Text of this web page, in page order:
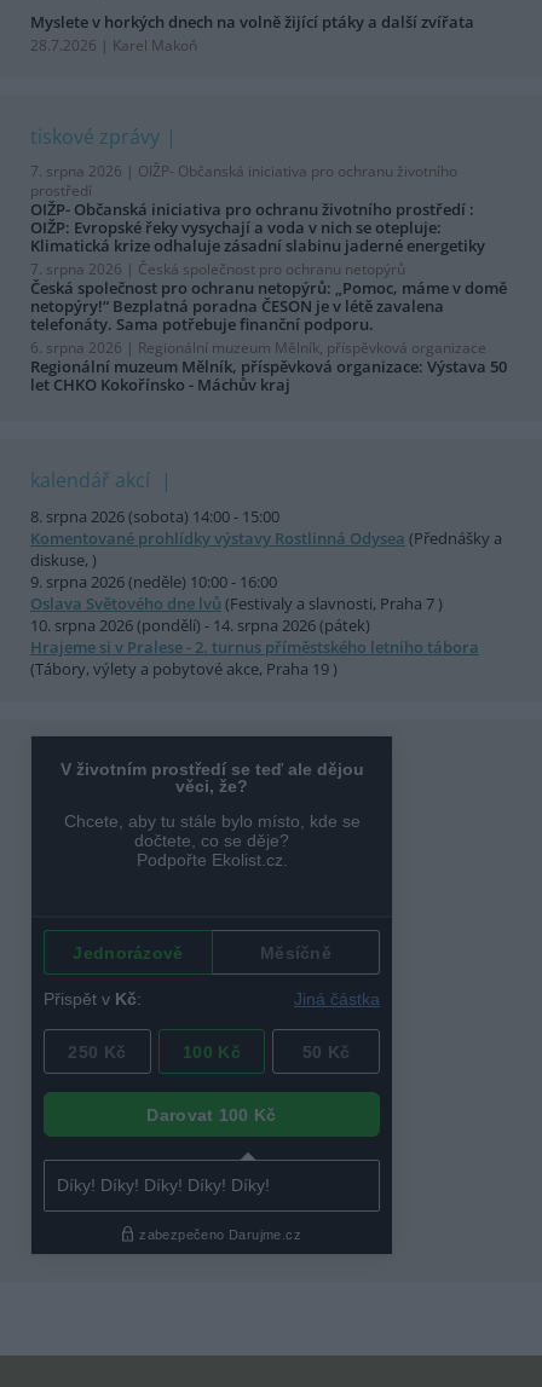
Myslete v horkých dnech na volně žijící ptáky a další zvířata
28.7.2026 | Karel Makoň
tiskové zprávy
7. srpna 2026 | OIŽP- Občanská iniciativa pro ochranu životního
prostředí
OIŽP- Občanská iniciativa pro ochranu životního prostředí :
OIŽP: Evropské řeky vysychají a voda v nich se otepluje:
Klimatická krize odhaluje zásadní slabinu jaderné energetiky
7. srpna 2026 | Česká společnost pro ochranu netopýrů
Česká společnost pro ochranu netopýrů: „Pomoc, máme v domě
netopýry!“ Bezplatná poradna ČESON je v létě zavalena
telefonáty. Sama potřebuje finanční podporu.
6. srpna 2026 | Regionální muzeum Mělník, příspěvková organizace
Regionální muzeum Mělník, příspěvková organizace: Výstava 50
let CHKO Kokořínsko - Máchův kraj
kalendář akcí
8. srpna 2026 (sobota) 14:00 - 15:00
Komentované prohlídky výstavy Rostlinná Odysea (Přednášky a
diskuse, )
9. srpna 2026 (neděle) 10:00 - 16:00
Oslava Světového dne lvů (Festivaly a slavnosti, Praha 7 )
10. srpna 2026 (pondělí) - 14. srpna 2026 (pátek)
Hrajeme si v Pralese - 2. turnus příměstského letního tábora
(Tábory, výlety a pobytové akce, Praha 19 )